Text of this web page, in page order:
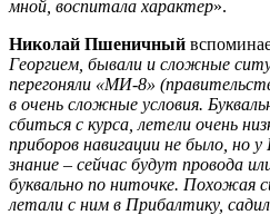
мной, воспитала характер».
Николай Пшеничный
Георгием, бывали и сложные
перегоняли «МИ-8»
в очень сложные условия.
сбиться с курса, летели очень
приборов навигации не было, но у
знание – сейчас будут провода
буквально по ниточке. Похожая
летали с ним в Прибалтику,